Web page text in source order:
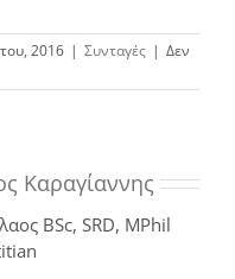
2016 | Συνταγές | Δεν
Καραγίαννης
BSc, SRD, MPhil